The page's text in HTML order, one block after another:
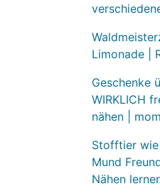
Limonade |
Geschenke
WIRKLICH
nähen |
Stofftier wie
Mund
Nähen